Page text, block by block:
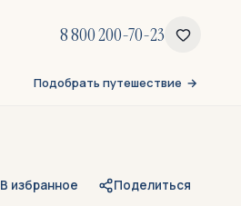
8 800 200-70-23
Подобрать путешествие
В избранное Поделиться